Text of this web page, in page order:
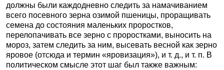
должны были каждодневно следить за намачиванием
всего посевного зерна озимой пшеницы, проращивать
семена до состояния маленьких проростков,
перелопачивать все зерно с проростками, выносить на
мороз, затем следить за ним, высевать весной как зерно
яровое (отсюда и термин «яровизация»), и т. д., и т. п. В
политическом смысле этот шаг был также важным: